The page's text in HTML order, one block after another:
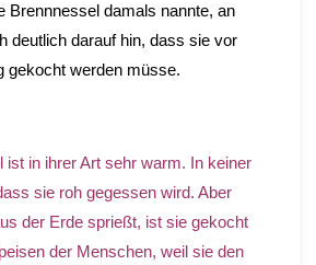
Brennnessel damals nannte, an
deutlich darauf hin, dass sie vor
gekocht werden müsse.
ist in ihrer Art sehr warm. In keiner
sie roh gegessen wird. Aber
der Erde sprießt, ist sie gekocht
der Menschen, weil sie den